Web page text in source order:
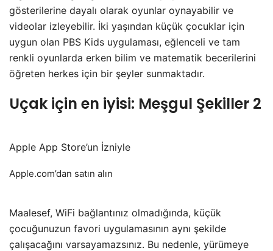
gösterilerine dayalı olarak oyunlar oynayabilir ve
videolar izleyebilir. İki yaşından küçük çocuklar için
uygun olan PBS Kids uygulaması, eğlenceli ve tam
renkli oyunlarda erken bilim ve matematik becerilerini
öğreten herkes için bir şeyler sunmaktadır.
Uçak için en iyisi: Meşgul Şekiller 2
Apple App Store’un İzniyle
Apple.com’dan satın alın
Maalesef, WiFi bağlantınız olmadığında, küçük
çocuğunuzun favori uygulamasının aynı şekilde
çalışacağını varsayamazsınız. Bu nedenle, yürümeye